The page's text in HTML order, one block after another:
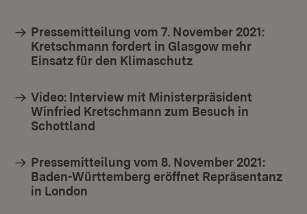
Pressemitteilung vom 7. November 2021:
Kretschmann fordert in Glasgow mehr
Einsatz für den Klimaschutz
Video: Interview mit Ministerpräsident
Winfried Kretschmann zum Besuch in
Schottland
Pressemitteilung vom 8. November 2021:
Baden-Württemberg eröffnet Repräsentanz
in London